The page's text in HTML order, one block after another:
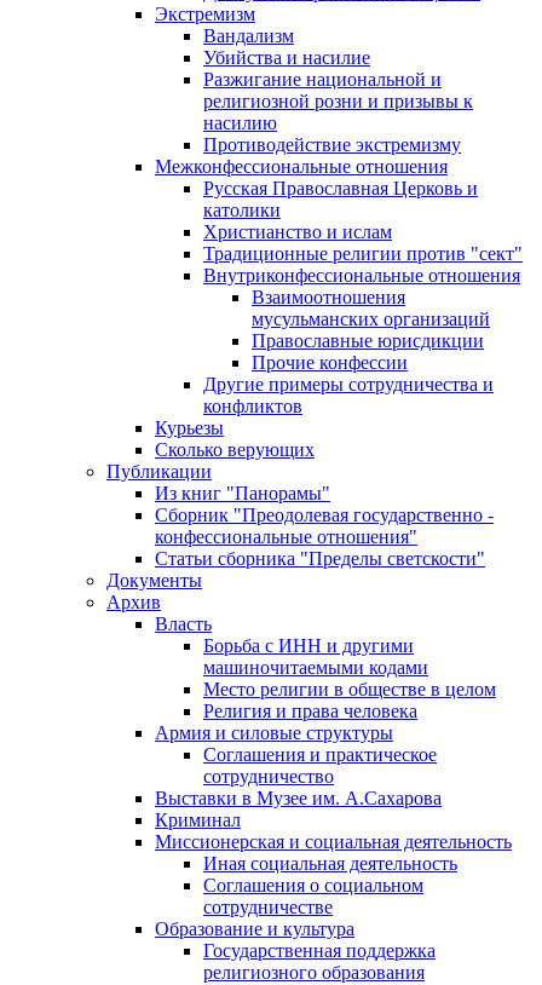
Экстремизм
Вандализм
Убийства и насилие
Разжигание национальной и
религиозной розни и призывы к
насилию
Противодействие экстремизму
Межконфессиональные отношения
Русская Православная Церковь и
католики
Христианство и ислам
Традиционные религии против "сект"
Внутриконфессиональные отношения
Взаимоотношения
мусульманских организаций
Православные юрисдикции
Прочие конфессии
Другие примеры сотрудничества и
конфликтов
Курьезы
Сколько верующих
Публикации
Из книг "Панорамы"
Сборник "Преодолевая государственно -
конфессиональные отношения"
Статьи сборника "Пределы светскости"
Документы
Архив
Власть
Борьба с ИНН и другими
машиночитаемыми кодами
Место религии в обществе в целом
Религия и права человека
Армия и силовые структуры
Соглашения и практическое
сотрудничество
Выставки в Музее им. А.Сахарова
Криминал
Миссионерская и социальная деятельность
Иная социальная деятельность
Соглашения о социальном
сотрудничестве
Образование и культура
Государственная поддержка
религиозного образования